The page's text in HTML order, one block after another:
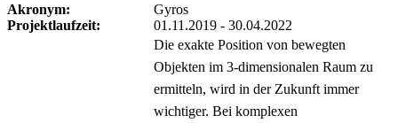
Akronym:
Gyros
Projektlaufzeit:
01.11.2019 - 30.04.2022
Die exakte Position von bewegten
Objekten im 3-dimensionalen Raum zu
ermitteln, wird in der Zukunft immer
wichtiger. Bei komplexen